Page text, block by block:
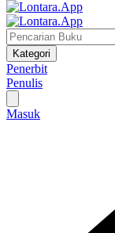
Kategori
Penerbit
Penulis
Masuk